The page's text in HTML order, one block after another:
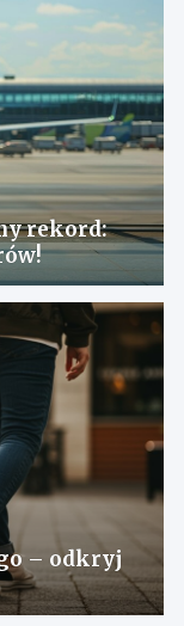
rekord:
– odkryj